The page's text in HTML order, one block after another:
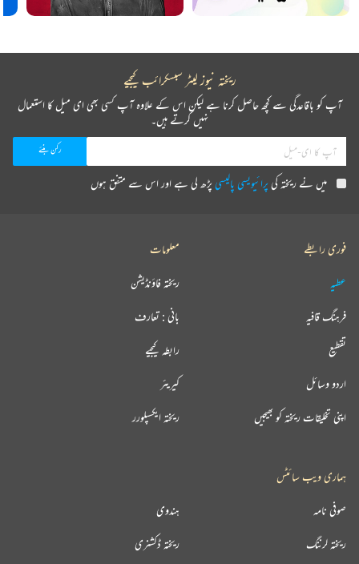
ریختہ نیوز لیٹر سبسکرائب کیجیے
آپ کو باقاعدگی سے کچھ حاصل کرنا ہے لیکن اس کے علاوہ آپ کسی بھی ای میل کا استعمال
نہیں کرتے ہیں۔
میں نے ریختہ کیپرائیویسی پالیسیپڑھ لی ہے اور اس سے متفق ہوں
فوری رابطے
عطیہ
فرہنگ قافیہ
تقطیع
اردو وسائل
اپنی تخلیقات ریختہ کو بھیجیں
معلومات
ریختہ فاؤنڈیشن
بانی : تعارف
رابطہ کیجیے
کیریئر
ریختہ ایکسپلورر
ہماری ویب سائٹس
ہندوی صوفی نامہ
ریختہ ڈکشنری ریختہ لرننگ